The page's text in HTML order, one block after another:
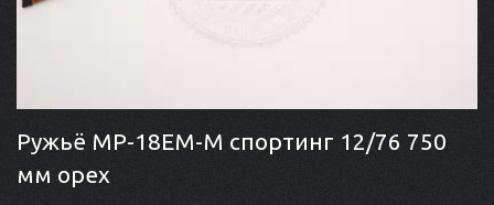
Ружьё МР-18ЕМ-М спортинг 12/76 750
мм орех